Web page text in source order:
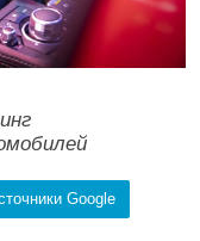
Google